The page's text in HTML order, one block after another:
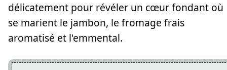
délicatement pour révéler un cœur fondant où
se marient le jambon, le fromage frais
aromatisé et l'emmental.